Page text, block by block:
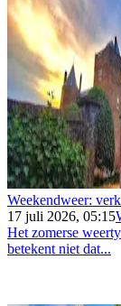
Weekendweer:
17 juli 2026, 05:15
Het zomerse
betekent niet dat...